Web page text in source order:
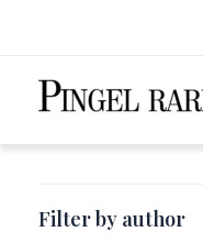
Filter by author